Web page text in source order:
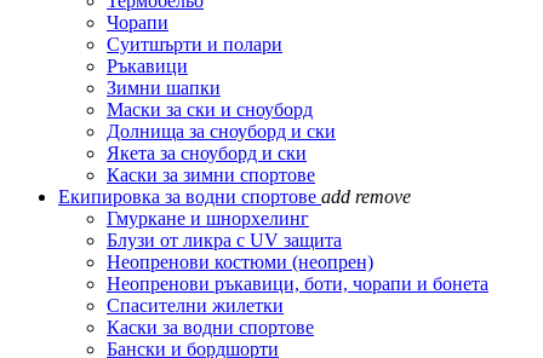
Чорапи
Суитшърти и полари
Ръкавици
Зимни шапки
Маски за ски и сноуборд
Долнища за сноуборд и ски
Якета за сноуборд и ски
Каски за зимни спортове
Екипировка за водни спортове add remove
Гмуркане и шнорхелинг
Блузи от ликра с UV защита
Неопренови костюми (неопрен)
Неопренови ръкавици, боти, чорапи и бонета
Спасителни жилетки
Каски за водни спортове
Бански и бордшорти